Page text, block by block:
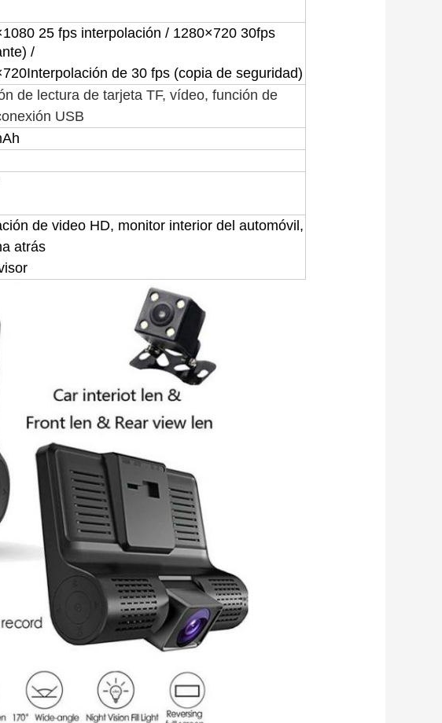
1080 25 fps interpolación / 1280×720 30fps
/
720Interpolación de 30 fps (copia de seguridad)
de lectura de tarjeta TF, vídeo, función de
USB
de video HD, monitor interior del automóvil,
atrás